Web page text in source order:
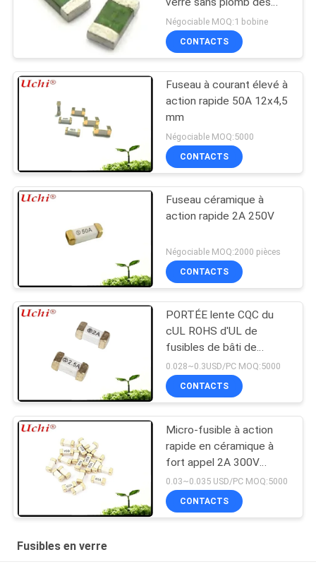
fusibles 1206 fond
Négociable MOQ:1 bobine
CONTACTS
Fuseau à courant élevé à
action rapide 50A 12x4,5
mm
Négociable MOQ:5000
CONTACTS
Fuseau céramique à
action rapide 2A 250V
Négociable MOQ:2000 pièces
CONTACTS
PORTÉE lente CQC du
cUL ROHS d'UL de
fusibles de bâti de
surface du coup SMD
1808 T 2A 125V
0.028~0.3USD/PC MOQ:5000
CONTACTS
Micro-fusible à action
rapide en céramique à
fort appel 2A 300V
6.1x2.5 Mm SSF1200
0.03~0.035 USD/PC MOQ:5000
CONTACTS
Fusibles en verre